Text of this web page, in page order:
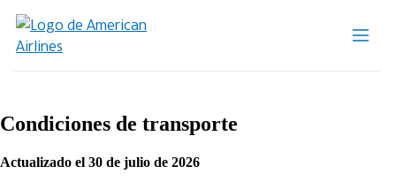
Condiciones de transporte
Actualizado el 30 de julio de 2026